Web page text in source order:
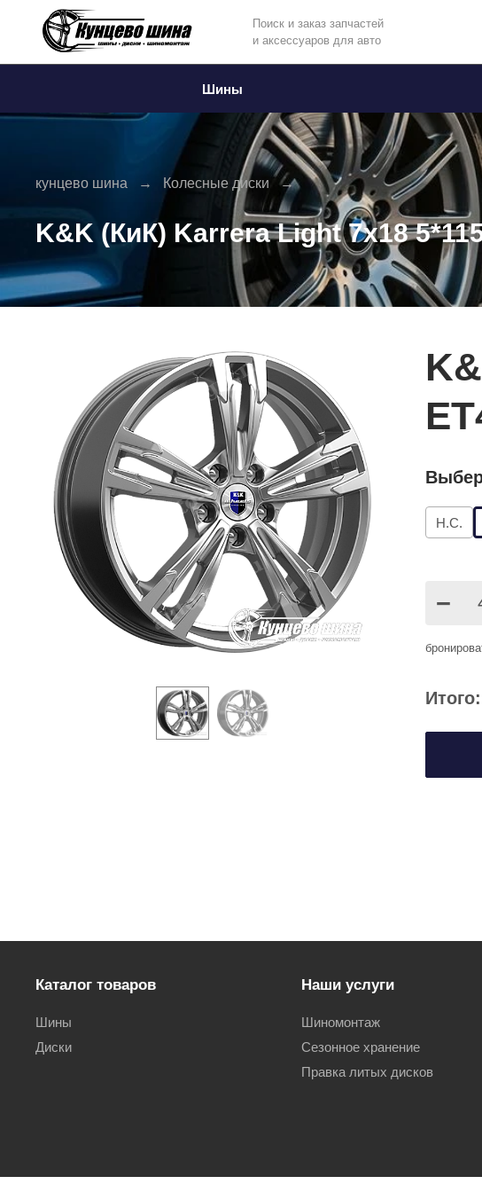
Поиск и заказ запчастей
и аксессуаров для авто
Шины
кунцево шина Колесные диски
K&K (КиК) Karrera Light 7x18
Н.С.
−
Итого:
Каталог товаров
Шины
Диски
Наши услуги
Шиномонтаж
Сезонное хранение
Правка литых дисков